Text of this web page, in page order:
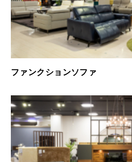
ファンクションソファ